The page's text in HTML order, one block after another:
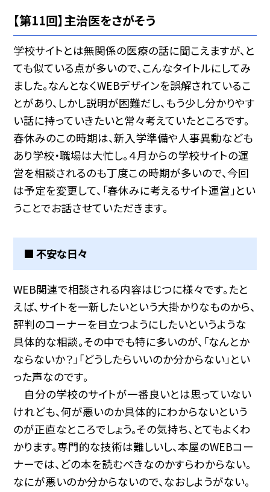
【第11回】主治医をさがそう
学校サイトとは無関係の医療の話に聞こえますが、と
ても似ている点が多いので、こんなタイトルにしてみ
ました。なんとなくWEBデザインを誤解されているこ
とがあり、しかし説明が困難だし、もう少し分かりやす
い話に持っていきたいと常々考えていたところです。
春休みのこの時期は、新入学準備や人事異動なども
あり学校・職場は大忙し。４月からの学校サイトの運
営を相談されるのも丁度この時期が多いので、今回
は予定を変更して、「春休みに考えるサイト運営」とい
うことでお話させていただきます。
■ 不安な日々
WEB関連で相談される内容はじつに様々です。たと
えば、サイトを一新したいという大掛かりなものから、
評判のコーナーを目立つようにしたいというような
具体的な相談。その中でも特に多いのが、「なんとか
ならないか？」「どうしたらいいのか分からない」とい
った声なのです。
自分の学校のサイトが一番良いとは思っていない
けれども、何が悪いのか具体的にわからないという
のが正直なところでしょう。その気持ち、とてもよくわ
かります。専門的な技術は難しいし、本屋のWEBコー
ナーでは、どの本を読むべきなのかすらわからない。
なにが悪いのか分からないので、なおしようがない。